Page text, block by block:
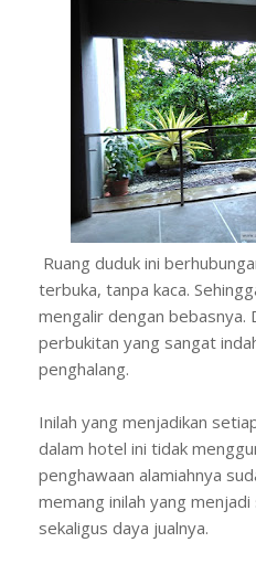
Ruang duduk ini
terbuka, tanpa kaca.
mengalir dengan bebasnya.
perbukitan yang sangat
penghalang.
Inilah yang menjadikan
dalam hotel ini tidak
penghawaan alamiahnya
memang inilah yang
sekaligus daya jualnya.